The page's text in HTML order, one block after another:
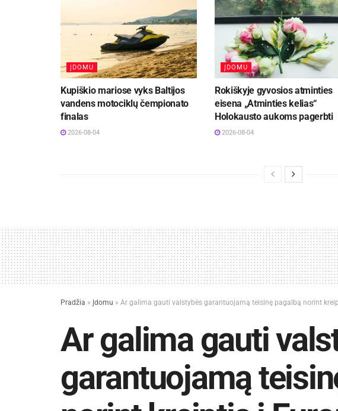
ĮDOMU
Kupiškio mariose vyks Baltijos
vandens motociklų čempionato
finalas
2026-08-04
ĮDOMU
Rokiškyje gyvosios atminties
eisena „Atminties kelias“
Holokausto aukoms pagerbti
2026-08-04
Pradžia » Įdomu » Ar galima gauti valstybės garantuojamą teisinę pagalbą norint
Ar galima gauti
garantuojamą